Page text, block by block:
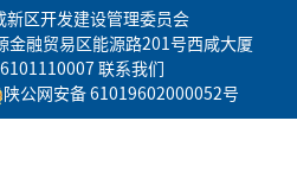
新区开发建设管理委员会
金融贸易区能源路201号西咸大厦
联系我们
陕公网安备 61019602000052号